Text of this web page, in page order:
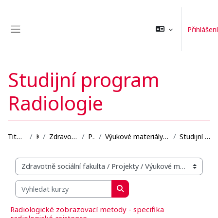
Přihlášení
Studijní program
Radiologie
Titulní stránka Kurzy Zdravotně sociální fakulta Projekty Výukové materiály se zaměřením na blended learning... Studijní program Radiologie
Organizační struktura kurzů
Vyhledat kurzy
Vyhledat kurzy
Radiologické zobrazovací metody - specifika